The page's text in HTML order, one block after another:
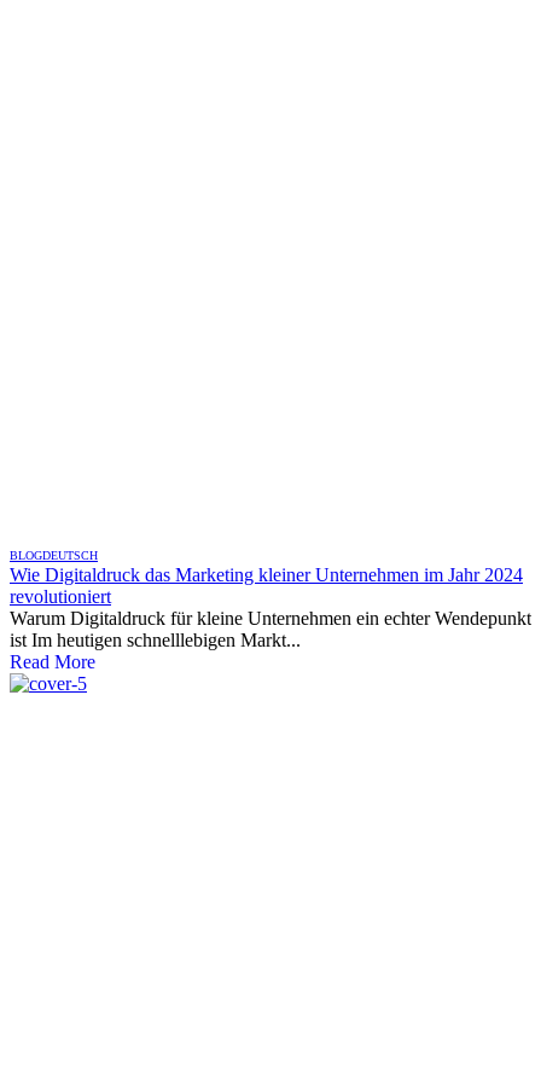
BLOGDEUTSCH
Wie Digitaldruck das Marketing kleiner Unternehmen im Jahr 2024
revolutioniert
Warum Digitaldruck für kleine Unternehmen ein echter Wendepunkt
ist Im heutigen schnelllebigen Markt...
Read More